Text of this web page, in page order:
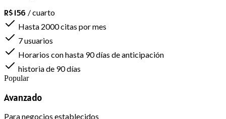
R$ 156 / cuarto
Hasta 2000 citas por mes
7 usuarios
Horarios con hasta 90 días de anticipación
historia de 90 días
Popular
Avanzado
Para negocios establecidos